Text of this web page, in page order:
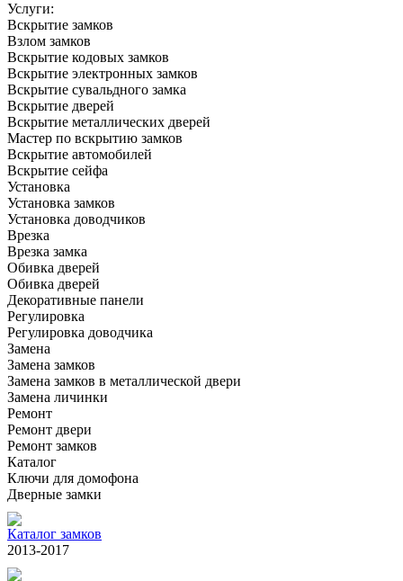
Услуги:
Вскрытие замков
Взлом замков
Вскрытие кодовых замков
Вскрытие электронных замков
Вскрытие сувальдного замка
Вскрытие дверей
Вскрытие металлических дверей
Мастер по вскрытию замков
Вскрытие автомобилей
Вскрытие сейфа
Установка
Установка замков
Установка доводчиков
Врезка
Врезка замка
Обивка дверей
Обивка дверей
Декоративные панели
Регулировка
Регулировка доводчика
Замена
Замена замков
Замена замков в металлической двери
Замена личинки
Ремонт
Ремонт двери
Ремонт замков
Каталог
Ключи для домофона
Дверные замки
Каталог замков
2013-2017